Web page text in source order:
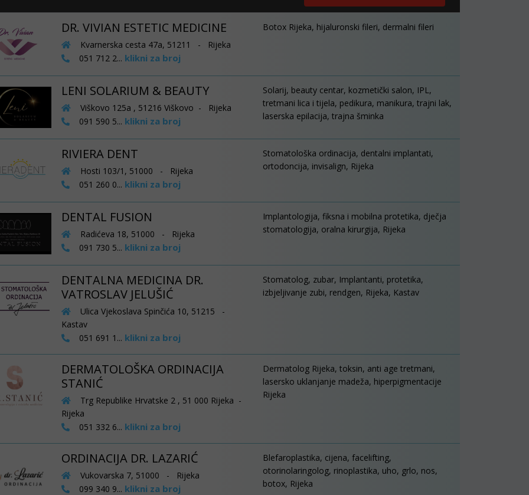
DR. VIVIAN ESTETIC MEDICINE
Kvarnerska cesta 47a, 51211 - Rijeka
051 712 2... klikni za broj
Botox Rijeka, hijaluronski fileri, dermalni fileri
LENI SOLARIUM & BEAUTY
Viškovo 125a , 51216 Viškovo - Rijeka
091 590 5... klikni za broj
Solarij, beauty centar, kozmetički salon, IPL,
tretmani lica i tijela, pedikura, manikura, trajni lak,
laserska epilacija, trajna šminka
RIVIERA DENT
Hosti 103/1, 51000 - Rijeka
051 260 0... klikni za broj
Stomatološka ordinacija, dentalni implantati,
ortodoncija, invisalign, Rijeka
DENTAL FUSION
Radićeva 18, 51000 - Rijeka
091 730 5... klikni za broj
Implantologija, fiksna i mobilna protetika, dječja
stomatologija, oralna kirurgija, Rijeka
DENTALNA MEDICINA DR.
VATROSLAV JELUŠIĆ
Ulica Vjekoslava Spinčića 10, 51215 -
Kastav
051 691 1... klikni za broj
Stomatolog, zubar, Implantanti, protetika,
izbjeljivanje zubi, rendgen, Rijeka, Kastav
DERMATOLOŠKA ORDINACIJA
STANIĆ
Trg Republike Hrvatske 2 , 51 000 Rijeka -
Rijeka
051 332 6... klikni za broj
Dermatolog Rijeka, toksin, anti age tretmani,
lasersko uklanjanje madeža, hiperpigmentacije
Rijeka
ORDINACIJA DR. LAZARIĆ
Vukovarska 7, 51000 - Rijeka
099 340 9... klikni za broj
Blefaroplastika, cijena, facelifting,
otorinolaringolog, rinoplastika, uho, grlo, nos,
botox, Rijeka